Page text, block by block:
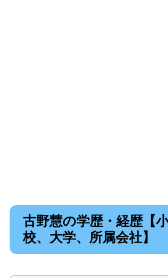
古野慧の学歴・経歴【
校、大学、所属会社】